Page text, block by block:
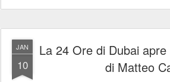
JAN
10
La 24 Ore di Dubai
di Matteo